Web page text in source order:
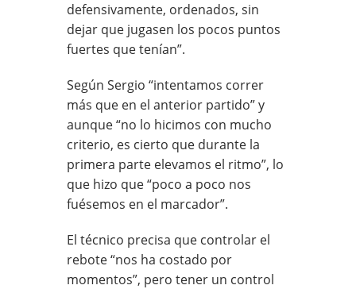
defensivamente, ordenados, sin
dejar que jugasen los pocos puntos
fuertes que tenían”.
Según Sergio “intentamos correr
más que en el anterior partido” y
aunque “no lo hicimos con mucho
criterio, es cierto que durante la
primera parte elevamos el ritmo”, lo
que hizo que “poco a poco nos
fuésemos en el marcador”.
El técnico precisa que controlar el
rebote “nos ha costado por
momentos”, pero tener un control